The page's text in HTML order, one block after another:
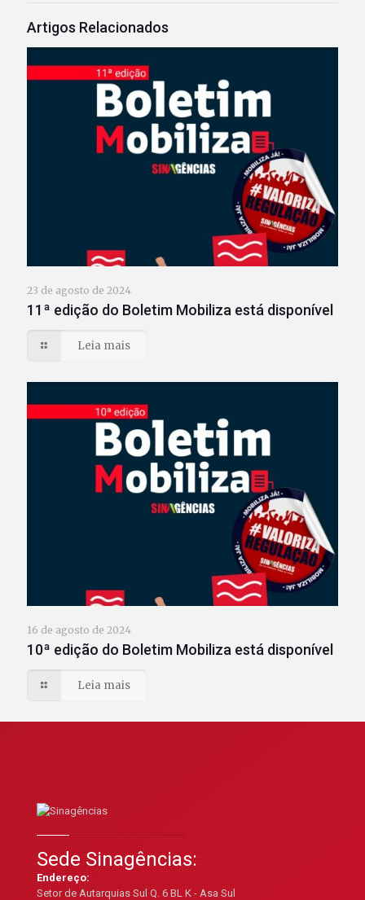
Artigos Relacionados
23 de agosto de 2024
11ª edição do Boletim Mobiliza está disponível
Leia mais
16 de agosto de 2024
10ª edição do Boletim Mobiliza está disponível
Leia mais
Sede Sinagências:
Endereço:
Setor de Autarquias Sul Q. 6 BL K - Asa Sul